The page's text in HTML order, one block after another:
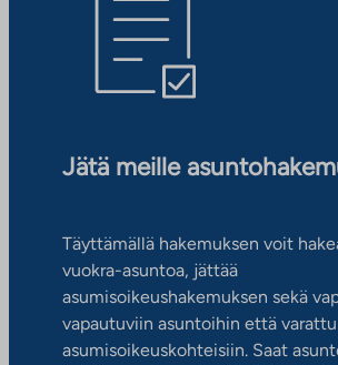
Jätä meille
Täyttämällä hakemuksen voit
vuokra-asuntoa, jättää
asumisoikeushakemuksen sekä
vapautuviin asuntoihin että
asumisoikeuskohteisiin. Saat